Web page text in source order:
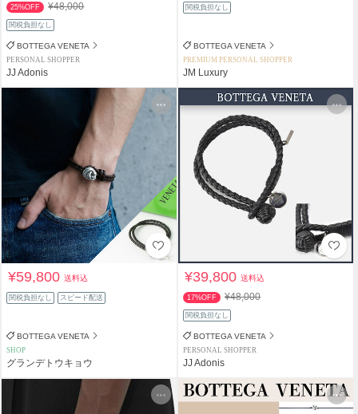
25%OFF ¥48,000
関税負担なし
BOTTEGA VENETA
PERSONAL SHOPPER
JJ Adonis
関税負担なし
BOTTEGA VENETA
PREMIUM PERSONAL SHOPPER
JM Luxury
¥59,800送料込
関税負担なし スピード配送
BOTTEGA VENETA
SHOP
グランデトウキョウ
¥39,800送料込
17%OFF ¥48,000
関税負担なし
BOTTEGA VENETA
PERSONAL SHOPPER
JJ Adonis